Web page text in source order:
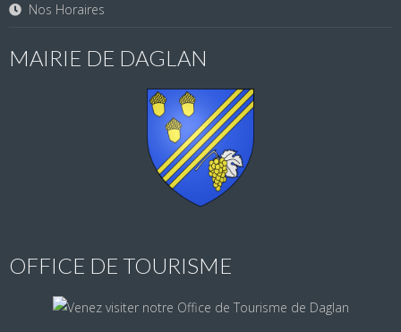
Nos Horaires
MAIRIE DE DAGLAN
OFFICE DE TOURISME